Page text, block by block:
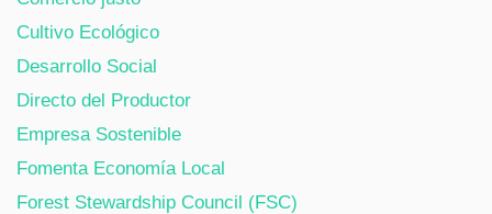
Cultivo Ecológico
Desarrollo Social
Directo del Productor
Empresa Sostenible
Fomenta Economía Local
Forest Stewardship Council (FSC)